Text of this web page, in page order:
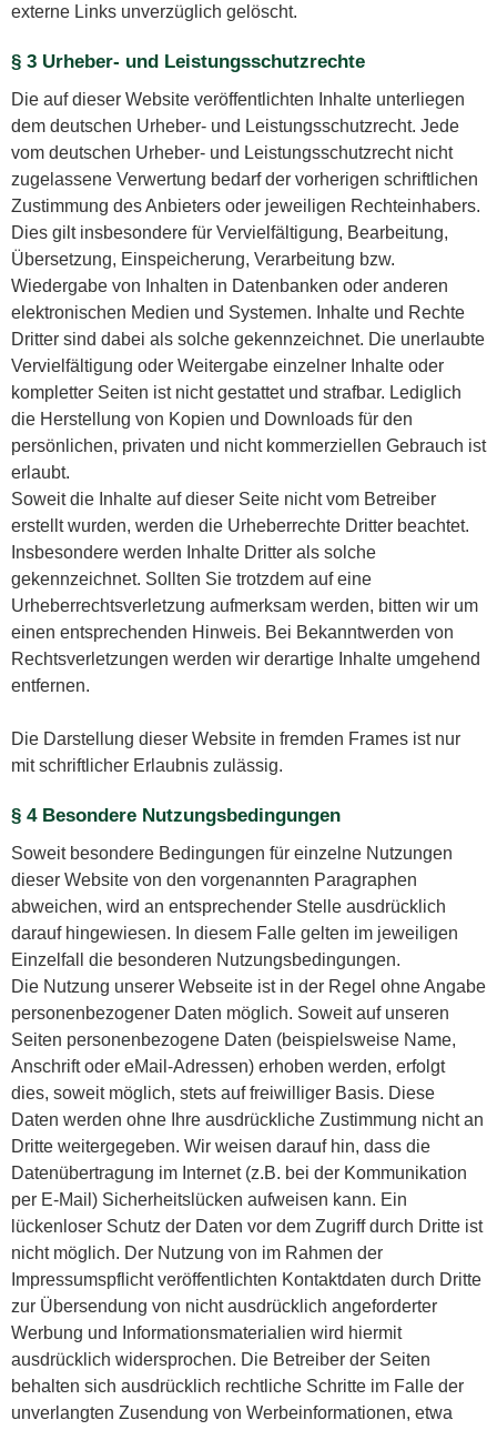
externe Links unverzüglich gelöscht.
§ 3 Urheber- und Leistungsschutzrechte
Die auf dieser Website veröffentlichten Inhalte unterliegen
dem deutschen Urheber- und Leistungsschutzrecht. Jede
vom deutschen Urheber- und Leistungsschutzrecht nicht
zugelassene Verwertung bedarf der vorherigen schriftlichen
Zustimmung des Anbieters oder jeweiligen Rechteinhabers.
Dies gilt insbesondere für Vervielfältigung, Bearbeitung,
Übersetzung, Einspeicherung, Verarbeitung bzw.
Wiedergabe von Inhalten in Datenbanken oder anderen
elektronischen Medien und Systemen. Inhalte und Rechte
Dritter sind dabei als solche gekennzeichnet. Die unerlaubte
Vervielfältigung oder Weitergabe einzelner Inhalte oder
kompletter Seiten ist nicht gestattet und strafbar. Lediglich
die Herstellung von Kopien und Downloads für den
persönlichen, privaten und nicht kommerziellen Gebrauch ist
erlaubt.
Soweit die Inhalte auf dieser Seite nicht vom Betreiber
erstellt wurden, werden die Urheberrechte Dritter beachtet.
Insbesondere werden Inhalte Dritter als solche
gekennzeichnet. Sollten Sie trotzdem auf eine
Urheberrechtsverletzung aufmerksam werden, bitten wir um
einen entsprechenden Hinweis. Bei Bekanntwerden von
Rechtsverletzungen werden wir derartige Inhalte umgehend
entfernen.
Die Darstellung dieser Website in fremden Frames ist nur
mit schriftlicher Erlaubnis zulässig.
§ 4 Besondere Nutzungsbedingungen
Soweit besondere Bedingungen für einzelne Nutzungen
dieser Website von den vorgenannten Paragraphen
abweichen, wird an entsprechender Stelle ausdrücklich
darauf hingewiesen. In diesem Falle gelten im jeweiligen
Einzelfall die besonderen Nutzungsbedingungen.
Die Nutzung unserer Webseite ist in der Regel ohne Angabe
personenbezogener Daten möglich. Soweit auf unseren
Seiten personenbezogene Daten (beispielsweise Name,
Anschrift oder eMail-Adressen) erhoben werden, erfolgt
dies, soweit möglich, stets auf freiwilliger Basis. Diese
Daten werden ohne Ihre ausdrückliche Zustimmung nicht an
Dritte weitergegeben. Wir weisen darauf hin, dass die
Datenübertragung im Internet (z.B. bei der Kommunikation
per E-Mail) Sicherheitslücken aufweisen kann. Ein
lückenloser Schutz der Daten vor dem Zugriff durch Dritte ist
nicht möglich. Der Nutzung von im Rahmen der
Impressumspflicht veröffentlichten Kontaktdaten durch Dritte
zur Übersendung von nicht ausdrücklich angeforderter
Werbung und Informationsmaterialien wird hiermit
ausdrücklich widersprochen. Die Betreiber der Seiten
behalten sich ausdrücklich rechtliche Schritte im Falle der
unverlangten Zusendung von Werbeinformationen, etwa